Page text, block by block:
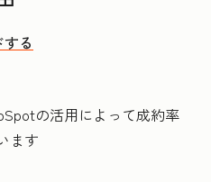
る
の活用によって成約率
ます